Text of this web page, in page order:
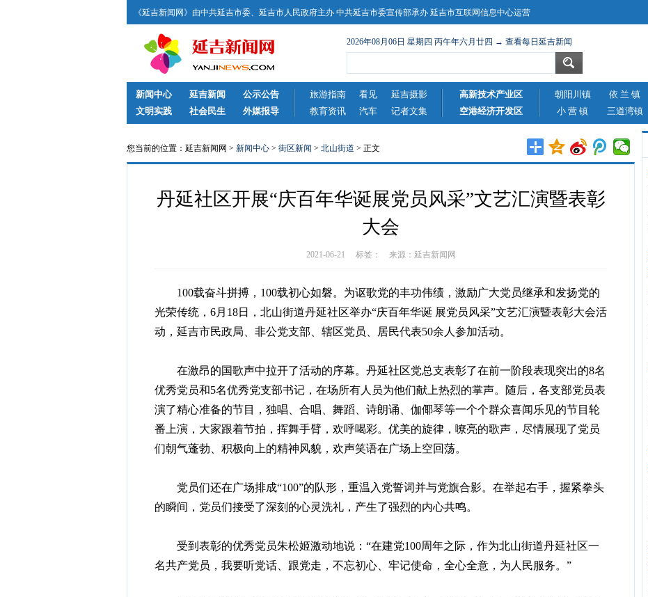
《延吉新闻网》由中共延吉市委、延吉市人民政府主办 中共延吉市委宣传部承办 延吉市互联网信息中心运营
2026年08月06日 星期四 丙午年六月廿四 → 查看每日延吉新闻
新闻中心 延吉新闻 公示公告 旅游指南 看见 延吉摄影 高新技术产业区 朝阳川镇 依 兰 镇
文明实践
社会民生 外媒报导 教育资讯 汽车 记者文集 空港经济开发区 小 营 镇 三道湾镇
您当前的位置：延吉新闻网 > 新闻中心 > 街区新闻 > 北山街道 > 正文
丹延社区开展“庆百年华诞展党员风采”文艺汇演暨表彰
大会
2021-06-21 标签： 来源： 延吉新闻网
100载奋斗拼搏，100载初心如磐。为讴歌党的丰功伟绩，激励广大党员继承和发扬党的
光荣传统，6月18日，北山街道丹延社区举办“庆百年华诞 展党员风采”文艺汇演暨表彰大会活
动，延吉市民政局、非公党支部、辖区党员、居民代表50余人参加活动。
在激昂的国歌声中拉开了活动的序幕。丹延社区党总支表彰了在前一阶段表现突出的8名
优秀党员和5名优秀党支部书记，在场所有人员为他们献上热烈的掌声。随后，各支部党员表
演了精心准备的节目，独唱、合唱、舞蹈、诗朗诵、伽倻琴等一个个群众喜闻乐见的节目轮
番上演，大家跟着节拍，挥舞手臂，欢呼喝彩。优美的旋律，嘹亮的歌声，尽情展现了党员
们朝气蓬勃、积极向上的精神风貌，欢声笑语在广场上空回荡。
党员们还在广场排成“100”的队形，重温入党誓词并与党旗合影。在举起右手，握紧拳头
的瞬间，党员们接受了深刻的心灵洗礼，产生了强烈的内心共鸣。
受到表彰的优秀党员朱松姬激动地说：“在建党100周年之际，作为北山街道丹延社区一
名共产党员，我要听党话、跟党走，不忘初心、牢记使命，全心全意，为人民服务。”